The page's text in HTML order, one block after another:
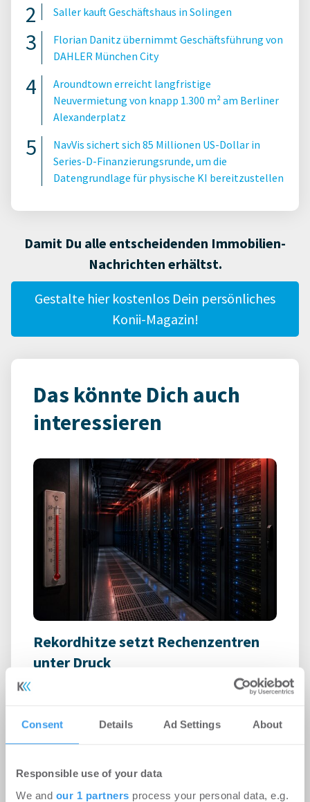
Consent Details Ad Settings About
Responsible use of your data
We and our 1 partners process your personal data, e.g.
Saller kauft Geschäftshaus in Solingen
Florian Danitz übernimmt Geschäftsführung von
DAHLER München City
Aroundtown erreicht langfristige
Neuvermietung von knapp 1.300 m² am Berliner
Alexanderplatz
NavVis sichert sich 85 Millionen US-Dollar in
Series-D-Finanzierungsrunde, um die
Datengrundlage für physische KI bereitzustellen
Damit Du alle entscheidenden Immobilien-
Nachrichten erhältst.
Gestalte hier kostenlos Dein persönliches
Konii-Magazin!
Das könnte Dich auch
interessieren
Rekordhitze setzt Rechenzentren
unter Druck
Rechenzentren: Steigende Außentemperaturen